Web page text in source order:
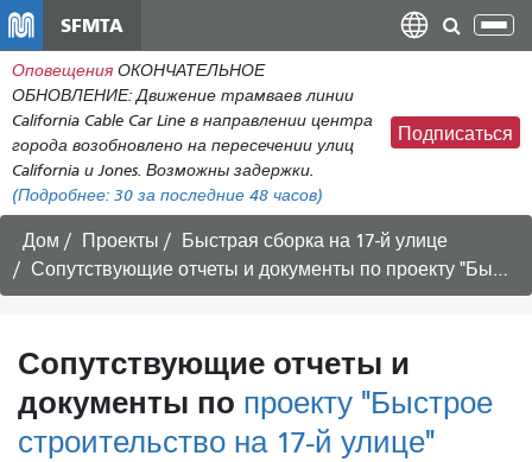
содержанию
SFMTA
Оповещения ОКОНЧАТЕЛЬНОЕ
ОБНОВЛЕНИЕ: Движение трамваев линии
California Cable Car Line в направлении центра
города возобновлено на пересечении улиц
California и Jones. Возможны задержки.
(Подробнее: 30 за последние 48 часов)
Подписаться
Дом Проекты
Быстрая сборка на 17-й улице
Сопутствующие отчеты и документы по проекту "Быстрое строительство на 17-й улице"
Сопутствующие отчеты и
документы по проекту "Быстрое
строительство на 17-й улице"